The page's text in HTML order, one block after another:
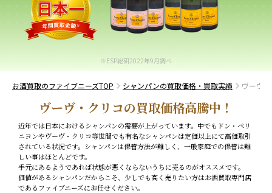
※ESP総研2022年9月調べ
お酒買取のファイブニーズTOP シャンパンの買取価格・買取実績 ヴーヴ
ヴーヴ・クリコの買取価格高騰中！
近年では日本におけるシャンパンの需要が上がっています。中でもドン・ペリ
ニヨンやヴーヴ・クリコ等世間でも有名なシャンパンは定価以上にて高価取引
されている状況です。シャンパンは保管方法が難しく、一般家庭での保管は難
しい事はほとんどです。
手元にあるようであれば状態が悪くならないうちに売るのがオススメです。
価値があるシャンパンだからこそ、少しでも高く売りたい方はお酒買取専門店
であるファイブニーズにお任せください。